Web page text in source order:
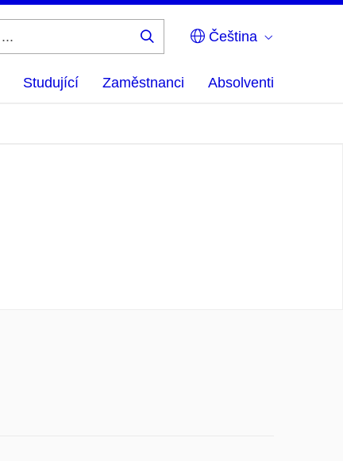
Čeština
Studující Zaměstnanci Absolventi